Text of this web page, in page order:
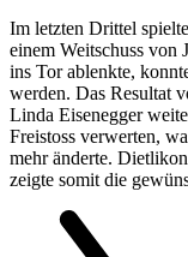
Im letzten Drittel
einem Weitschuss
ins Tor ablenkte,
werden. Das Resultat
Linda Eisenegger
Freistoss verwerten,
mehr änderte.
zeigte somit die